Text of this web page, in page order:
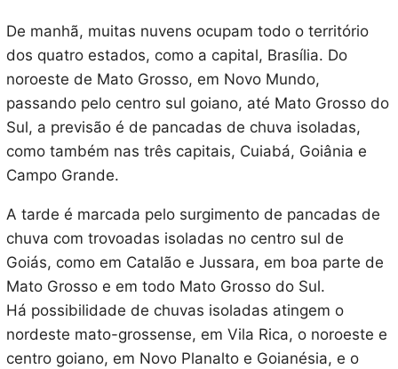
De manhã, muitas nuvens ocupam todo o território
dos quatro estados, como a capital, Brasília. Do
noroeste de Mato Grosso, em Novo Mundo,
passando pelo centro sul goiano, até Mato Grosso do
Sul, a previsão é de pancadas de chuva isoladas,
como também nas três capitais, Cuiabá, Goiânia e
Campo Grande.
A tarde é marcada pelo surgimento de pancadas de
chuva com trovoadas isoladas no centro sul de
Goiás, como em Catalão e Jussara, em boa parte de
Mato Grosso e em todo Mato Grosso do Sul.
Há possibilidade de chuvas isoladas atingem o
nordeste mato-grossense, em Vila Rica, o noroeste e
centro goiano, em Novo Planalto e Goianésia, e o